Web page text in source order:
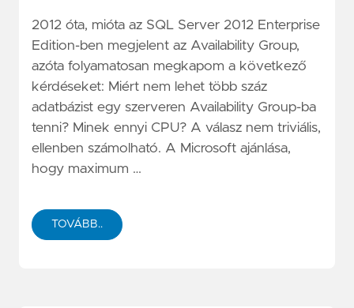
2012 óta, mióta az SQL Server 2012 Enterprise
Edition-ben megjelent az Availability Group,
azóta folyamatosan megkapom a következő
kérdéseket: Miért nem lehet több száz
adatbázist egy szerveren Availability Group-ba
tenni? Minek ennyi CPU? A válasz nem triviális,
ellenben számolható. A Microsoft ajánlása,
hogy maximum …
TOVÁBB..